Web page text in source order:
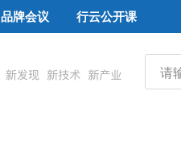
品牌会议 行云公开课